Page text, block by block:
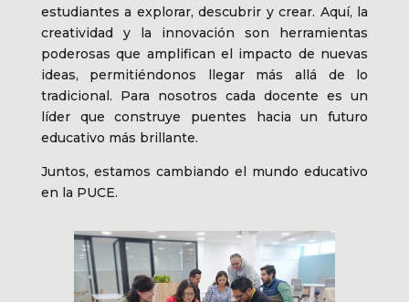
estudiantes a explorar, descubrir y crear. Aquí, la
creatividad y la innovación son herramientas
poderosas que amplifican el impacto de nuevas
ideas, permitiéndonos llegar más allá de lo
tradicional. Para nosotros cada docente es un
líder que construye puentes hacia un futuro
educativo más brillante.
Juntos, estamos cambiando el mundo educativo
en la PUCE.